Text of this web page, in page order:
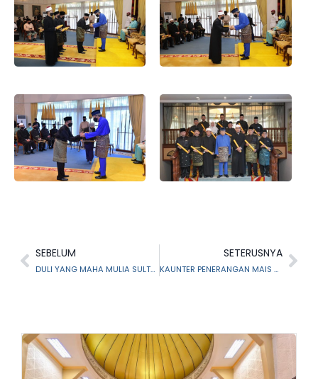
SEBELUM
DULI YANG MAHA MULIA SULTAN SELANGOR BERKENAN MELANTIK TAN SRI MAZLAN MANSOR SEBAGAI PENGERUSI LEMBAGA PEMEGANG AMANAH YAYASAN ISLAM DARUL EHSAN YANG BAHARU
SETERUSNYA
KAUNTER PENERANGAN MAIS SEMPENA PROGRAM MINI KARNIVAL 3.0